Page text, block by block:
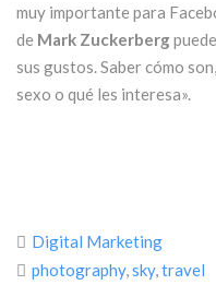
muy importante para
de Mark Zuckerberg
sus gustos. Saber cómo
sexo o qué les interesa».
Digital Marketing
photography,sky,travel